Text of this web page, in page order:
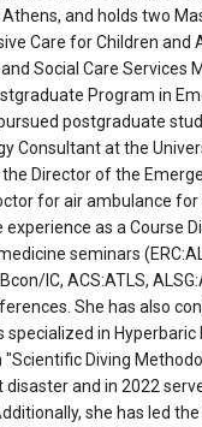
and holds two
Care for Children and
Social Care Services
Program in
postgraduate
Consultant at the
Director of the
for air ambulance
experience as a Course
seminars
IC, ACS:ATLS,
She has also
in Hyperbaric
Diving
and in 2022
she has led